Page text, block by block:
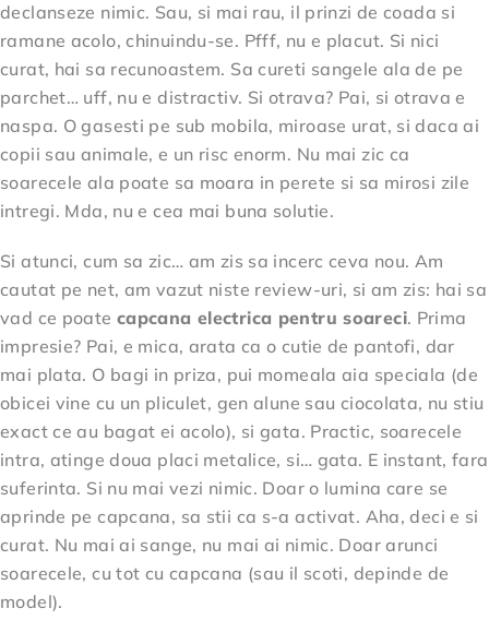
declanseze nimic. Sau, si mai rau, il prinzi de coada si
ramane acolo, chinuindu-se. Pfff, nu e placut. Si nici
curat, hai sa recunoastem. Sa cureti sangele ala de pe
parchet… uff, nu e distractiv. Si otrava? Pai, si otrava e
naspa. O gasesti pe sub mobila, miroase urat, si daca ai
copii sau animale, e un risc enorm. Nu mai zic ca
soarecele ala poate sa moara in perete si sa mirosi zile
intregi. Mda, nu e cea mai buna solutie.
Si atunci, cum sa zic… am zis sa incerc ceva nou. Am
cautat pe net, am vazut niste review-uri, si am zis: hai sa
vad ce poate capcana electrica pentru soareci. Prima
impresie? Pai, e mica, arata ca o cutie de pantofi, dar
mai plata. O bagi in priza, pui momeala aia speciala (de
obicei vine cu un pliculet, gen alune sau ciocolata, nu stiu
exact ce au bagat ei acolo), si gata. Practic, soarecele
intra, atinge doua placi metalice, si… gata. E instant, fara
suferinta. Si nu mai vezi nimic. Doar o lumina care se
aprinde pe capcana, sa stii ca s-a activat. Aha, deci e si
curat. Nu mai ai sange, nu mai ai nimic. Doar arunci
soarecele, cu tot cu capcana (sau il scoti, depinde de
model).